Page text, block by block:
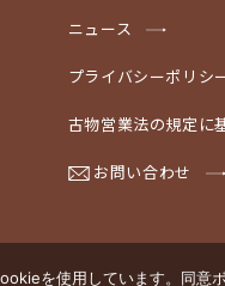
ニュース
プライバシーポリシ
古物営業法の規定に
お問い合わせ
を使用しています。同